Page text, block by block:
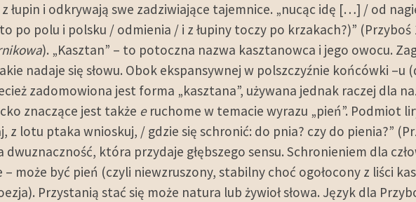
łupin i odkrywają swe zadziwiające tajemnice. „nucąc idę […] / od
po polu i polsku / odmienia / i z łupiny toczy po krzakach?)”
). „Kasztan” – to potoczna nazwa kasztanowca i jego owocu.
nadaje się słowu. Obok ekspansywnej w polszczyźnie końcówki –u
zadomowiona jest forma „kasztana”, używana jednak raczej dla
znaczące jest także eruchome w temacie wyrazu „pień”. Podmiot
z lotu ptaka wnioskuj, / gdzie się schronić: do pnia? czy do pienia?”
która przydaje głębszego sensu. Schronieniem dla
– może być pień (czyli niewzruszony, stabilny choć ogołocony z liści
Przystanią stać się może natura lub żywioł słowa. Język dla